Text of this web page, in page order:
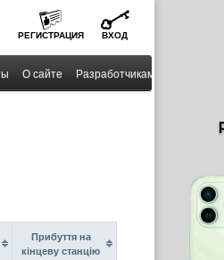
РЕГИСТРАЦИЯ ВХОД
О сайте Разработчикам
Прибуття на
кінцеву станцію